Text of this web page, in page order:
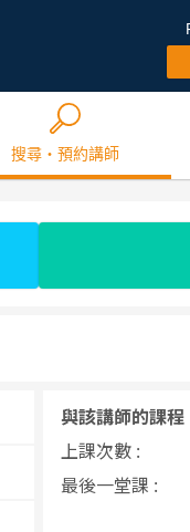
搜尋・預約講師
與該講師的課程
上課次數 :
最後一堂課 :